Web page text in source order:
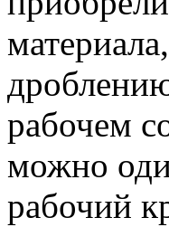
рабочем
можно
рабочий